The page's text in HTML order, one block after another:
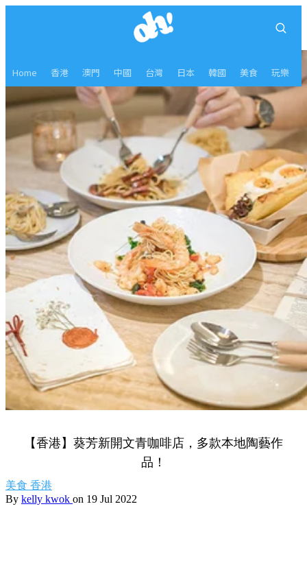
Home 香港 澳門 中國 台灣 日本 韓國 美食 玩樂
【香港】葵芳新開文青咖啡店，多款本地陶藝作
品！
美食 香港
By kelly kwok on 19 Jul 2022